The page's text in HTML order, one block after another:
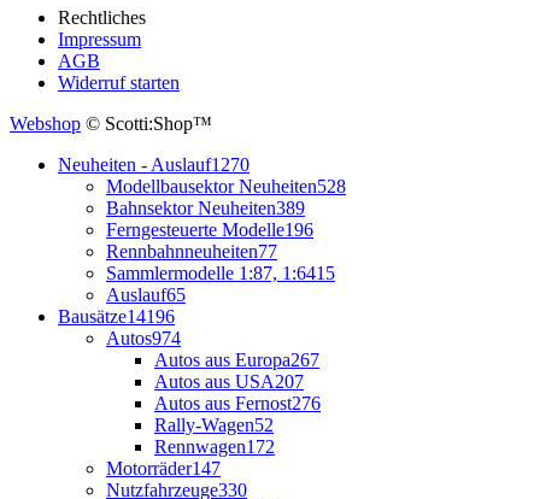
Rechtliches
Impressum
AGB
Widerruf starten
Webshop © Scotti:Shop™
Neuheiten - Auslauf1270
Modellbausektor Neuheiten528
Bahnsektor Neuheiten389
Ferngesteuerte Modelle196
Rennbahnneuheiten77
Sammlermodelle 1:87, 1:6415
Auslauf65
Bausätze14196
Autos974
Autos aus Europa267
Autos aus USA207
Autos aus Fernost276
Rally-Wagen52
Rennwagen172
Motorräder147
Nutzfahrzeuge330